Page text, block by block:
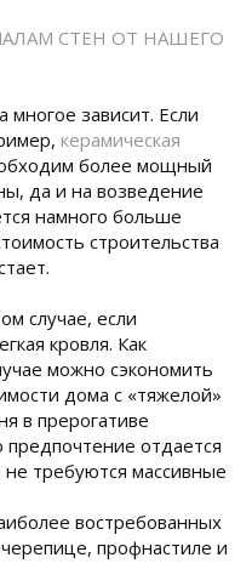
СТЕН ОТ НАШЕГО
многое зависит. Если
керамическая
более мощный
да и на возведение
намного больше
строительства
случае, если
кровля. Как
можно сэкономить
дома с «тяжелой»
в прерогативе
предпочтение отдается
требуются массивные
востребованных
профнастиле и